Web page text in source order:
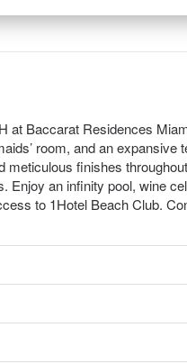
at Baccarat Residences
room, and an expansive
finishes
Enjoy an infinity pool, wine
to 1Hotel Beach Club.